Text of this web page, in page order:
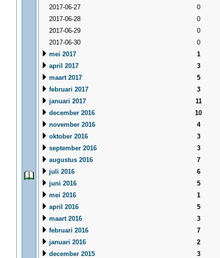
2017-06-27
0
2017-06-28
0
2017-06-29
0
2017-06-30
0
mei 2017
1
april 2017
3
maart 2017
5
februari 2017
3
januari 2017
11
december 2016
10
november 2016
4
oktober 2016
3
september 2016
3
augustus 2016
7
juli 2016
6
juni 2016
5
mei 2016
1
april 2016
5
maart 2016
3
februari 2016
7
januari 2016
2
december 2015
3